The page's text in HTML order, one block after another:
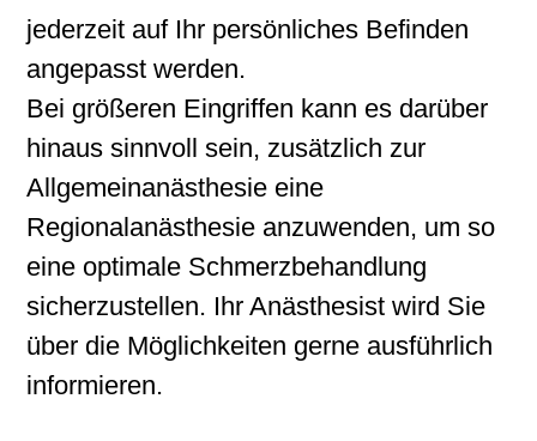
jederzeit auf Ihr persönliches Befinden
angepasst werden.
Bei größeren Eingriffen kann es darüber
hinaus sinnvoll sein, zusätzlich zur
Allgemeinanästhesie eine
Regionalanästhesie anzuwenden, um so
eine optimale Schmerzbehandlung
sicherzustellen. Ihr Anästhesist wird Sie
über die Möglichkeiten gerne ausführlich
informieren.